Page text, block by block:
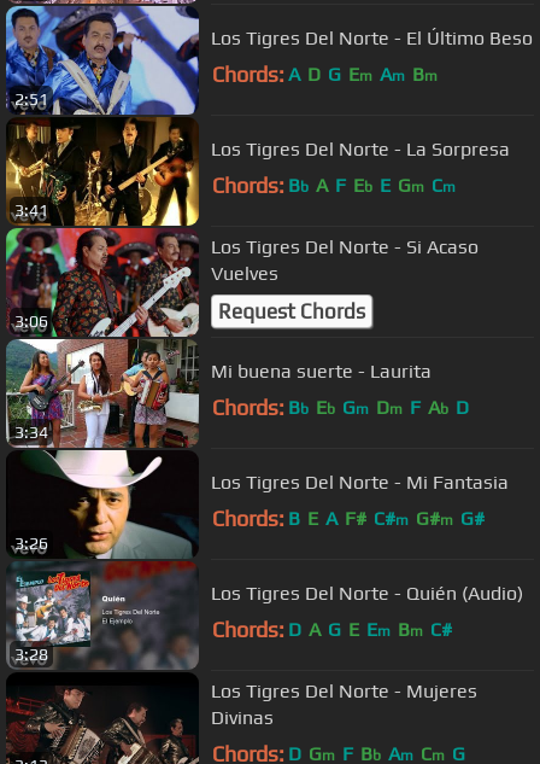
2:51
Los Tigres Del Norte - El Último Beso
Chords: A D G Em Am Bm
3:41
Los Tigres Del Norte - La Sorpresa
Chords: Bb A F Eb E Gm Cm
3:06
Los Tigres Del Norte - Si Acaso
Vuelves
Request Chords
3:34
Mi buena suerte - Laurita
Chords: Bb Eb Gm Dm F Ab D
3:26
Los Tigres Del Norte - Mi Fantasia
Chords: B E A F# C#m G#m G#
3:28
Los Tigres Del Norte - Quién (Audio)
Chords: D A G E Em Bm C#
Los Tigres Del Norte - Mujeres
Divinas
Chords: D Gm F Bb Am Cm G